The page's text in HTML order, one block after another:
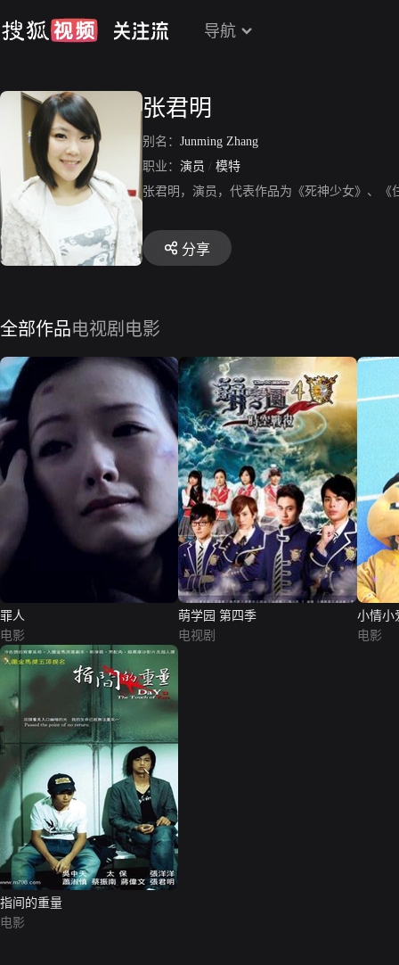
导航
张君明
别名： Junming Zhang
职业： 演员 / 模特
张君明，演员，代表作品为《死神少女》、
分享
全部作品电视剧 电影
罪人
电影
萌学园 第四季
电视剧
小情小
电影
指间的重量
电影